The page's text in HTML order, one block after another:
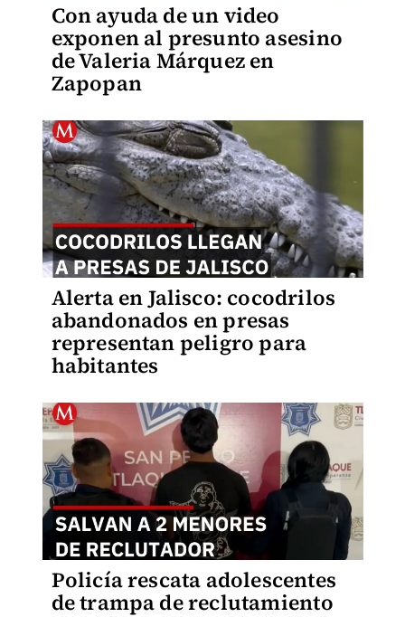
Con ayuda de un video
exponen al presunto asesino
de Valeria Márquez en
Zapopan
Alerta en Jalisco: cocodrilos
abandonados en presas
representan peligro para
habitantes
Policía rescata adolescentes
de trampa de reclutamiento